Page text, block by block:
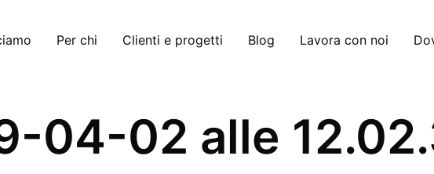
Per chi Clienti e progetti Blog Lavora con noi
04-02 alle